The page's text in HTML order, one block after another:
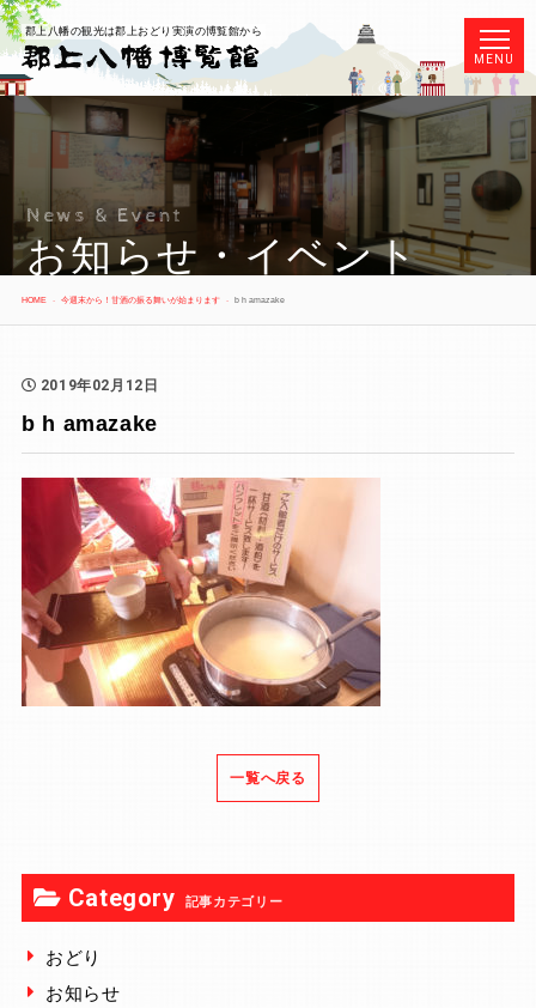
郡上八幡の観光は郡上おどり実演の博覧館から
News & Event
お知らせ・イベント
HOME 今週末から！甘酒の振る舞いが始まります b h amazake
2019年02月12日
b h amazake
一覧へ戻る
Category 記事カテゴリー
おどり
お知らせ
MENU